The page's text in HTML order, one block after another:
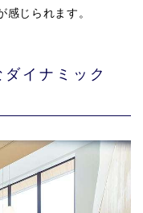
感じられます。
イナミック